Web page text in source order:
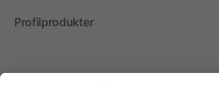
Profilprodukter